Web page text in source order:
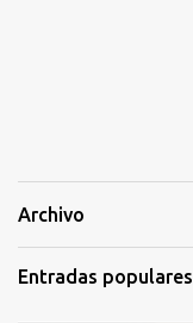
Archivo
Entradas populares